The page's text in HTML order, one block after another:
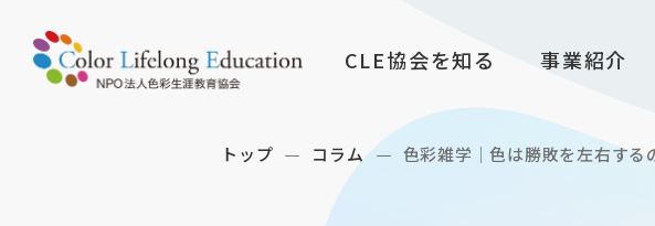
CLE協会を知る 事業紹介
トップ コラム 色彩雑学｜色は勝敗を左右する